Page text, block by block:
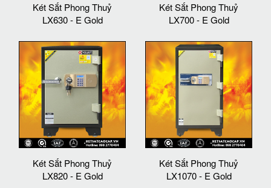
Két Sắt Phong Thuỷ
LX630 - E Gold
Két Sắt Phong Thuỷ
LX700 - E Gold
Két Sắt Phong Thuỷ
LX820 - E Gold
Két Sắt Phong Thuỷ
LX1070 - E Gold